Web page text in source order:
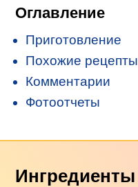
Оглавление
Приготовление
Похожие рецепты
Комментарии
Фотоотчеты
Ингредиенты